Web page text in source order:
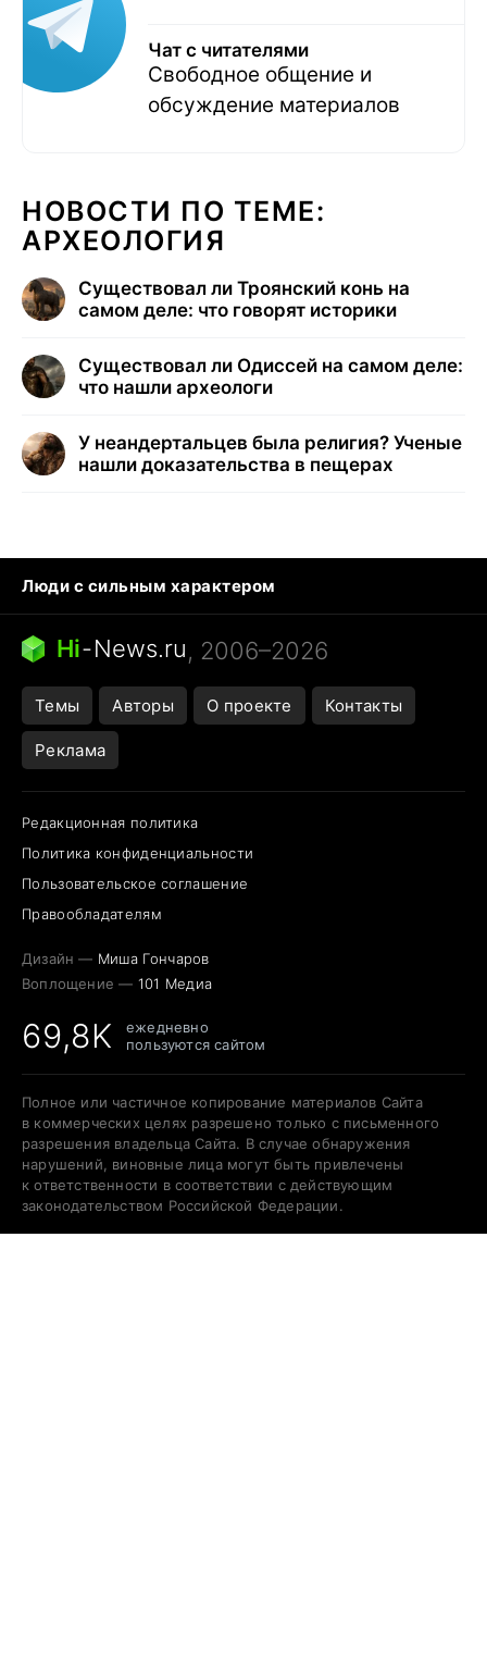
Чат с читателями
Свободное общение и
обсуждение материалов
НОВОСТИ ПО ТЕМЕ:
АРХЕОЛОГИЯ
Существовал ли Троянский конь на
самом деле: что говорят историки
Существовал ли Одиссей на самом деле:
что нашли археологи
У неандертальцев была религия? Ученые
нашли доказательства в пещерах
Люди с сильным характером
Кошка писает на кровать
Тунцы в океанариуме
Ядовитые пауки России
Города в ядерной войне
Hi-News.ru, 2006–2026
Темы Авторы О проекте Контакты
Реклама
Редакционная политика
Политика конфиденциальности
Пользовательское соглашение
Правообладателям
Дизайн — Миша Гончаров
Воплощение — 101 Медиа
69,8K
ежедневно
пользуются сайтом
Полное или частичное копирование материалов Сайта
в коммерческих целях разрешено только с письменного
разрешения владельца Сайта. В случае обнаружения
нарушений, виновные лица могут быть привлечены
к ответственности в соответствии с действующим
законодательством Российской Федерации.